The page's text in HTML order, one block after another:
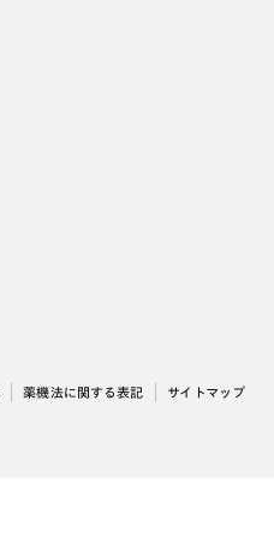
薬機法に関する表記 サイトマップ